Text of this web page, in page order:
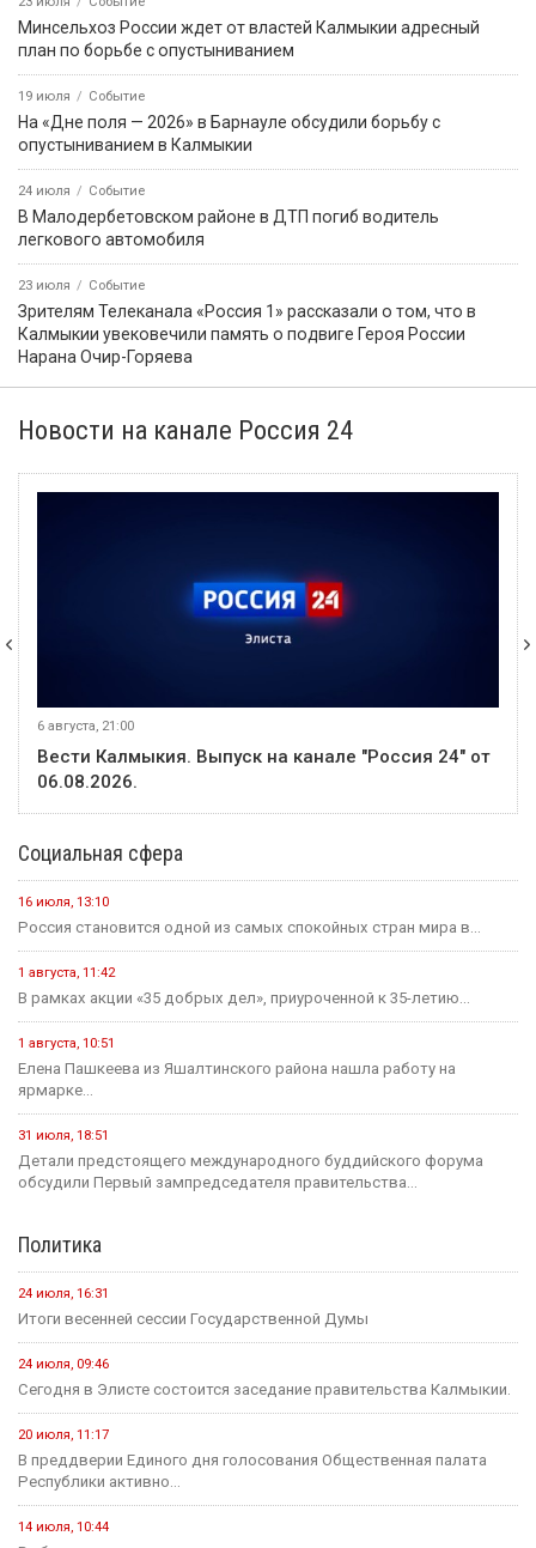
Минсельхоз России ждет от властей Калмыкии адресный
план по борьбе с опустыниванием
19 июля Событие
На «Дне поля — 2026» в Барнауле обсудили борьбу с
опустыниванием в Калмыкии
24 июля Событие
В Малодербетовском районе в ДТП погиб водитель
легкового автомобиля
23 июля Событие
Зрителям Телеканала «Россия 1» рассказали о том, что в
Калмыкии увековечили память о подвиге Героя России
Нарана Очир-Горяева
Новости на канале Россия 24
6 августа, 21:00
Вести Калмыкия. Выпуск на канале "Россия 24" от
06.08.2026.
Социальная сфера
16 июля, 13:10
Россия становится одной из самых спокойных стран мира в...
1 августа, 11:42
В рамках акции «35 добрых дел», приуроченной к 35-летию...
1 августа, 10:51
Елена Пашкеева из Яшалтинского района нашла работу на
ярмарке...
31 июля, 18:51
Детали предстоящего международного буддийского форума
обсудили Первый зампредседателя правительства...
Политика
24 июля, 16:31
Итоги весенней сессии Государственной Думы
24 июля, 09:46
Сегодня в Элисте состоится заседание правительства Калмыкии.
20 июля, 11:17
В преддверии Единого дня голосования Общественная палата
Республики активно...
14 июля, 10:44